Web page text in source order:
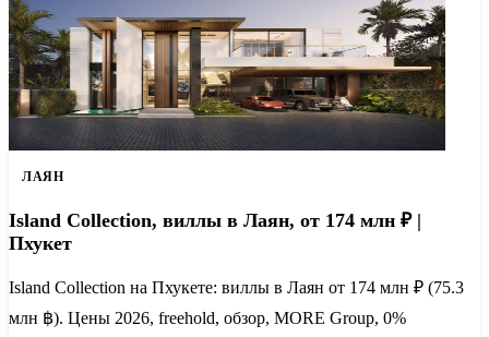
ЛАЯН
Island Collection, виллы в Лаян, от 174 млн ₽ |
Пхукет
Island Collection на Пхукете: виллы в Лаян от 174 млн ₽ (75.3
млн ฿). Цены 2026, freehold, обзор, MORE Group, 0%